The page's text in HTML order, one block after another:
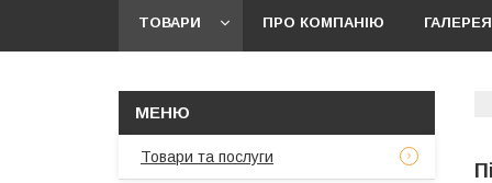
ТОВАРИ ПРО КОМПАНІЮ ГАЛЕРЕЯ
Товари та послуги